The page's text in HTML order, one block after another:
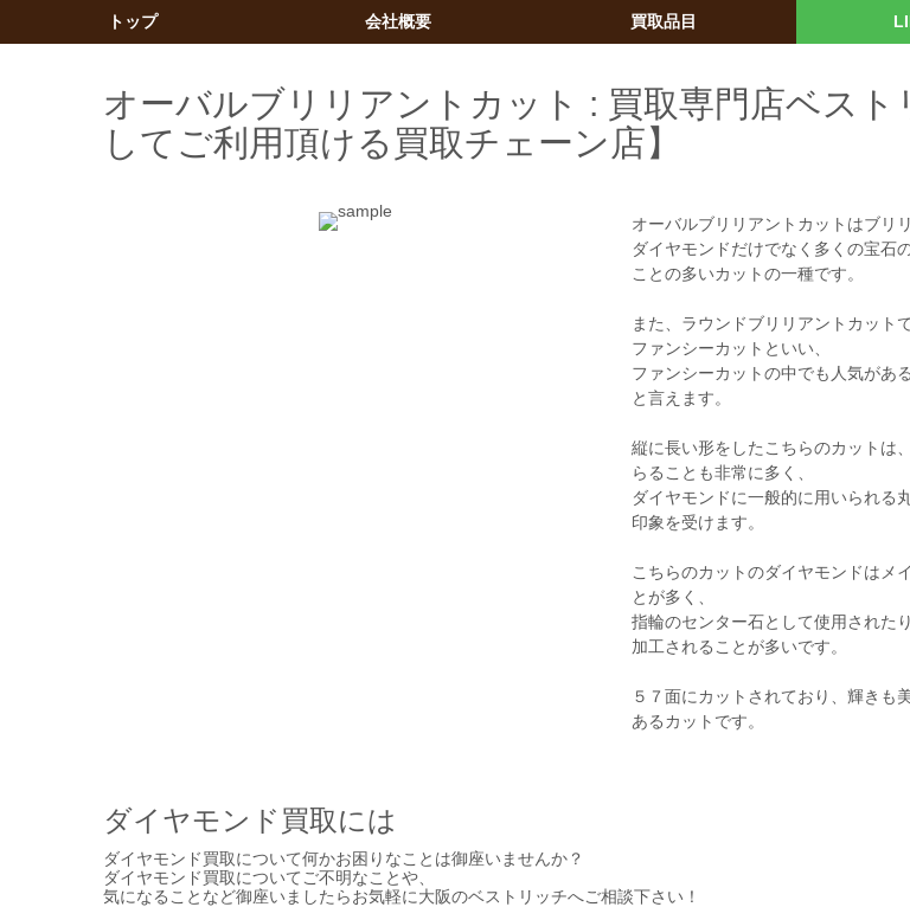
トップ 会社概要 買取品目
オーバルブリリアントカット : 買取専門店ベスト
してご利用頂ける買取チェーン店】
オーバルブリリアントカットはブリ
ダイヤモンドだけでなく多くの宝石
ことの多いカットの一種です。
また、ラウンドブリリアントカット
ファンシーカットといい、
ファンシーカットの中でも人気があ
と言えます。
縦に長い形をしたこちらのカットは
らることも非常に多く、
ダイヤモンドに一般的に用いられる
印象を受けます。
こちらのカットのダイヤモンドはメ
とが多く、
指輪のセンター石として使用された
加工されることが多いです。
５７面にカットされており、輝きも
あるカットです。
ダイヤモンド買取には
ダイヤモンド買取について何かお困りなことは御座いませんか？
ダイヤモンド買取についてご不明なことや、
気になることなど御座いましたらお気軽に大阪のベストリッチへご相談下さい！